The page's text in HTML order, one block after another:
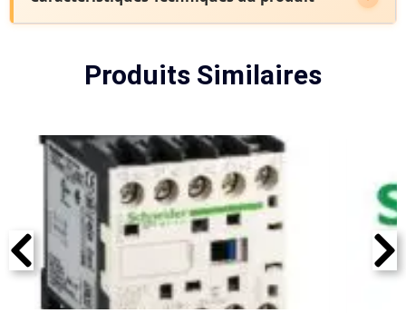
Produits Similaires